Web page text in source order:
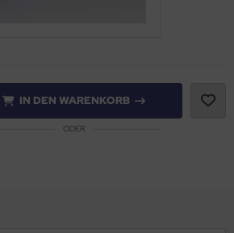
IN DEN WARENKORB
ODER